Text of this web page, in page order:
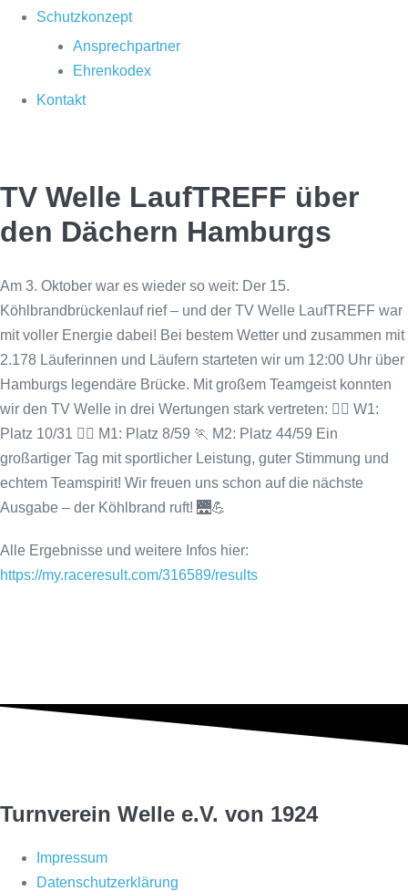
Schutzkonzept
Ansprechpartner
Ehrenkodex
Kontakt
TV Welle LaufTREFF über
den Dächern Hamburgs
Am 3. Oktober war es wieder so weit: Der 15.
Köhlbrandbrückenlauf rief – und der TV Welle LaufTREFF war
mit voller Energie dabei! Bei bestem Wetter und zusammen mit
2.178 Läuferinnen und Läufern starteten wir um 12:00 Uhr über
Hamburgs legendäre Brücke. Mit großem Teamgeist konnten
wir den TV Welle in drei Wertungen stark vertreten: 🏃‍♀ W1:
Platz 10/31 🏃‍♂ M1: Platz 8/59 🏃 M2: Platz 44/59 Ein
großartiger Tag mit sportlicher Leistung, guter Stimmung und
echtem Teamspirit! Wir freuen uns schon auf die nächste
Ausgabe – der Köhlbrand ruft! 🌉💪
Alle Ergebnisse und weitere Infos hier:
https://my.raceresult.com/316589/results
Turnverein Welle e.V. von 1924
Impressum
Datenschutzerklärung